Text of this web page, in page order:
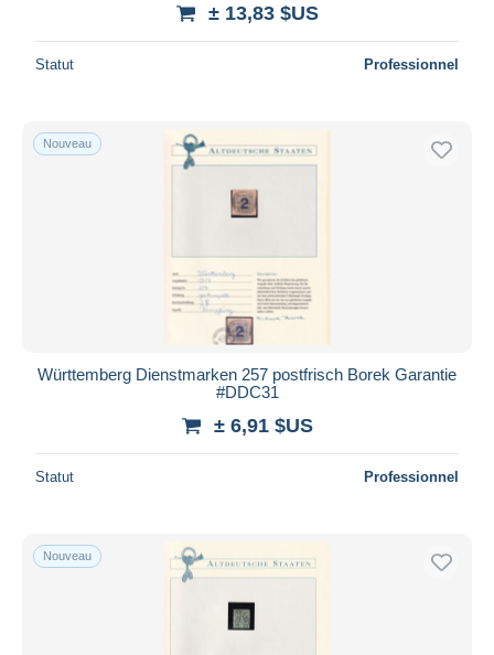
± 13,83 $US
Statut Professionnel
Nouveau
Württemberg Dienstmarken 257 postfrisch Borek Garantie
#DDC31
± 6,91 $US
Statut Professionnel
Nouveau